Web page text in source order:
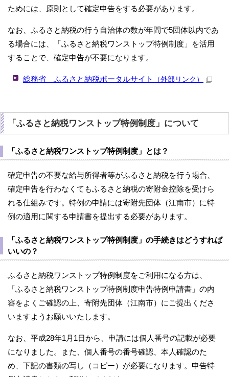
ためには、原則として確定申告をする必要があります。
なお、ふるさと納税の行う自治体の数が年間で5団体以内であ
る場合には、「ふるさと納税ワンストップ特例制度」を活用
することで、確定申告が不要になります。
総務省 ふるさと納税ポータルサイト （外部リンク）
「ふるさと納税ワンストップ特例制度」について
「ふるさと納税ワンストップ特例制度」とは？
確定申告の不要な給与所得者等がふるさと納税を行う場合、
確定申告を行わなくてもふるさと納税の寄附金控除を受けら
れる仕組みです。特例の申請には寄附先団体（江南市）に特
例の適用に関する申請書を提出する必要があります。
「ふるさと納税ワンストップ特例制度」の手続きはどうすれば
いいの？
ふるさと納税ワンストップ特例制度をご利用になる方は、
「ふるさと納税ワンストップ特例制度申告特例申請書」の内
容をよくご確認の上、寄附先団体（江南市）にご提出くださ
いますようお願いいたします。
なお、平成28年1月1日から、申請には個人番号の記載が必要
になりました。また、個人番号の番号確認、本人確認のた
め、下記の書類の写し（コピー）が必要になります。申告特